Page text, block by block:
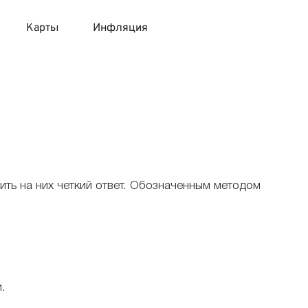
Карты
с моментальным решением
Инфляция
на них четкий ответ. Обозначенным методом